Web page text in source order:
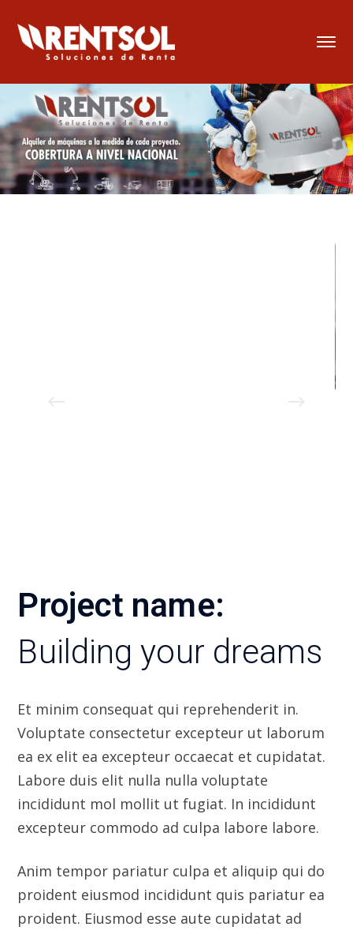
ea ex elit ea excepteur occaecat et cupidatat.
Labore duis elit nulla nulla voluptate
incididunt mol mollit ut fugiat. In incididunt
excepteur commodo ad culpa labore labore.
Anim tempor pariatur culpa et aliquip qui do
proident eiusmod incididunt quis pariatur ea
proident. Eiusmod esse aute cupidatat ad
Lorem qui aute veniam deserunt laboris. Ut
voluptate nulla dolore tempor consequat
ullamco enim officia elit. Ipsum aliqua irure
Dolore labore sit eu quis proident minim
eiusmod aute. Minim deserunt sunt esse eu id